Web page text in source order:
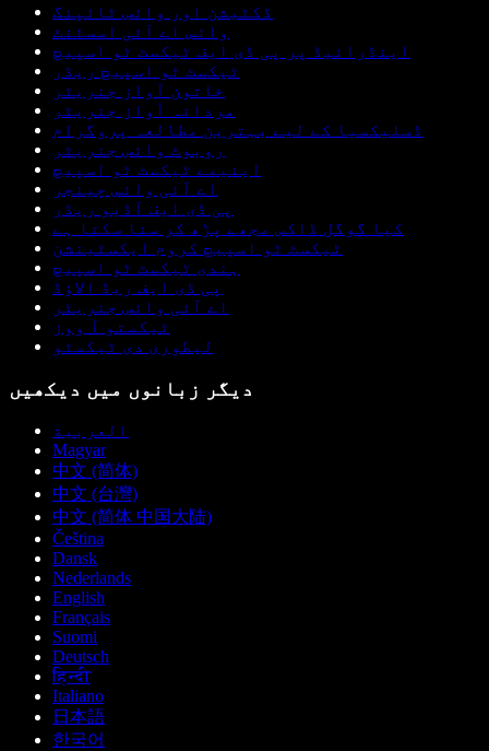
ڈکٹیشن اور وائس ٹائپنگ
وائس اے آئی اسسٹنٹ
اینڈرائیڈ پر پی ڈی ایف ٹیکسٹ ٹو اسپیچ
ٹیکسٹ ٹو اسپیچ ریڈر
خاتون آواز جنریٹر
مردانہ آواز جنریٹر
ڈسلیکسیا کے لیے بہترین مطالعہ پروگرام
روبوٹ وائس جنریٹر
اینیمے ٹیکسٹ ٹو اسپیچ
اے آئی وائس چینجر
پی ڈی ایف آڈیو ریڈر
کیا گوگل ڈاکس مجھے پڑھ کر سنا سکتا ہے
ٹیکسٹ ٹو اسپیچ کروم ایکسٹینشن
ہندی ٹیکسٹ ٹو اسپیچ
پی ڈی ایف ریڈ الاؤڈ
اے آئی وائس جنریٹر
ٹیکستو آ ووز
لیطوری دی ٹیکسٹو
دیگر زبانوں میں دیکھیں
العربية
Magyar
中文 (简体)
中文 (台灣)
中文 (简体 中国大陆)
Čeština
Dansk
Nederlands
English
Français
Suomi
Deutsch
हिन्दी
Italiano
日本語
한국어